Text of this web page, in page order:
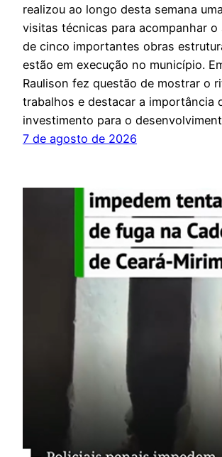
realizou ao longo desta semana
visitas técnicas para acompanhar o
de cinco importantes obras
estão em execução no município.
Raulison fez questão de mostrar o
trabalhos e destacar a importância
investimento para o
7 de agosto de 2026